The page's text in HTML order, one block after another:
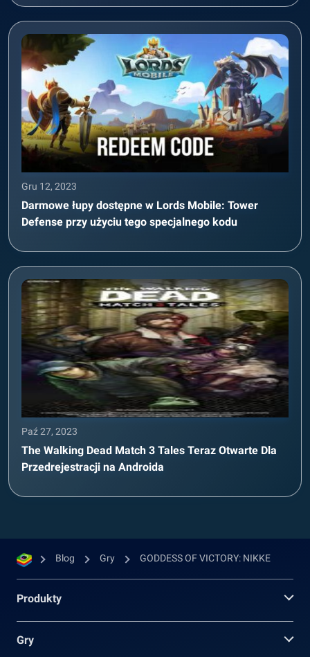
Gru 12, 2023
Darmowe łupy dostępne w Lords Mobile: Tower
Defense przy użyciu tego specjalnego kodu
Paź 27, 2023
The Walking Dead Match 3 Tales Teraz Otwarte Dla
Przedrejestracji na Androida
Blog Gry GODDESS OF VICTORY: NIKKE
Produkty
Gry